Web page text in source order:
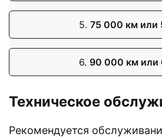
5. 75 000 км или
6. 90 000 км или
Техническое
Рекомендуется